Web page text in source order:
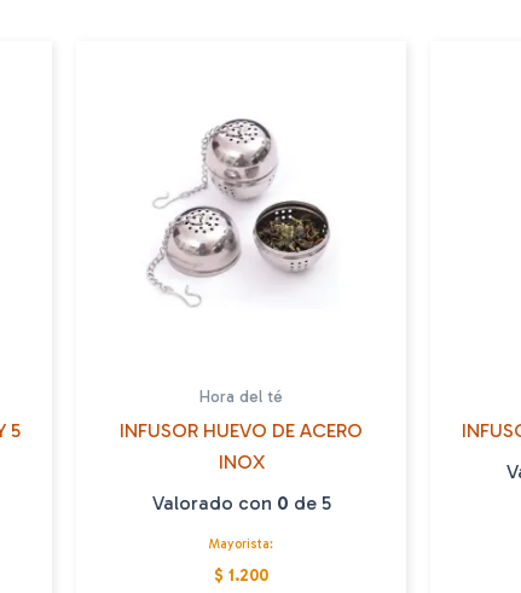
5
Hora del té
INFUSOR HUEVO DE ACERO
INOX
Valorado con 0 de 5
Mayorista:
$ 1.200